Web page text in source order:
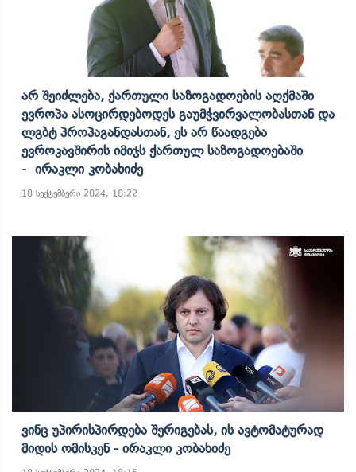
Არ Შეიძლება, Ქართული Საზოგადოების Აღქმაში
Ევროპა Ასოცირდებოდეს Გაუმჭვირვალობასთან Და
Ლგბტ Პროპაგანდასთან, Ეს Არ Წაადგება
Ევროკავშირის Იმიჯს Ქართულ Საზოგადოებაში
- Ირაკლი Კობახიძე
18 სექტემბერი 2024, 18:22
Ვინც Უპირისპირდება Შერიგებას, Ის Ავტომატურად
Მიდის Ომისკენ - Ირაკლი Კობახიძე